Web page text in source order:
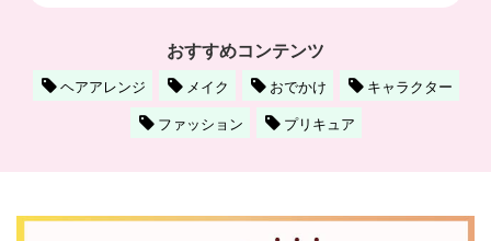
おすすめコンテンツ
ヘアアレンジ メイク おでかけ
キャラクター
ファッション
プリキュア